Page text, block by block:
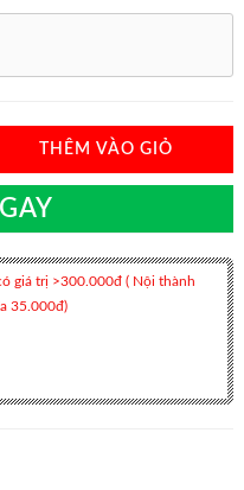
THÊM VÀO GIỎ
giá trị >300.000đ ( Nội thành
35.000đ)